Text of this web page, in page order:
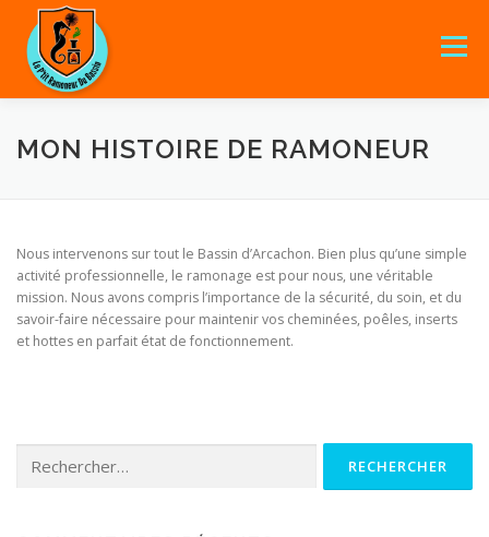
Menu
AVANTAGES A PROPOS SERVICES
MON HISTOIRE DE RAMONEUR
Nous intervenons sur tout le Bassin d’Arcachon. Bien plus qu’une simple
activité professionnelle, le ramonage est pour nous, une véritable
mission. Nous avons compris l’importance de la sécurité, du soin, et du
savoir-faire nécessaire pour maintenir vos cheminées, poêles, inserts
et hottes en parfait état de fonctionnement.